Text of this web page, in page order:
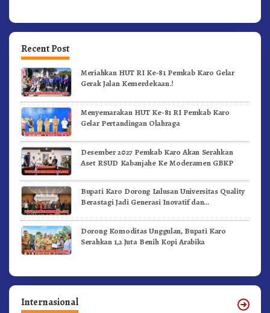
Recent Post
Meriahkan HUT RI Ke-81 Pemkab Karo Gelar
Gerak Jalan Kemerdekaan.!
Menyemarakan HUT Ke-81 RI Pemkab Karo
Gelar Pertandingan Olahraga
Desember 2027 Pemkab Karo Akan Serahkan
Aset RSUD Kabanjahe Ke Moderamen GBKP
Bupati Karo Dorong Lulusan Universitas Quality
Berastagi Jadi Generasi Inovatif dan
Dorong Komoditas Unggulan, Bupati Karo
Serahkan 1,2 Juta Benih Kopi Arabika
Internasional